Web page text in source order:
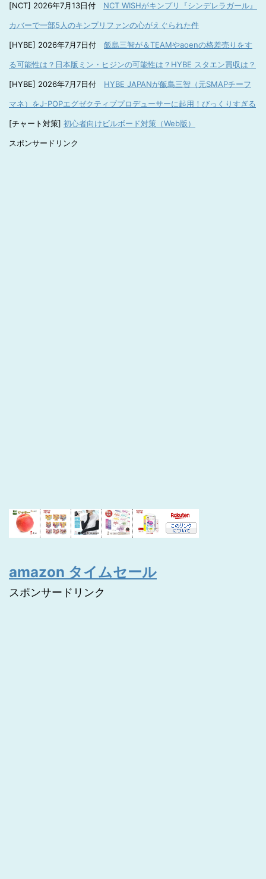
[NCT] 2026年7月13日付 NCT WISHがキンプリ『シンデレラガール』
カバーで一部5人のキンプリファンの心がえぐられた件
[HYBE] 2026年7月7日付 飯島三智が＆TEAMやaoenの格差売りをす
る可能性は？日本版ミン・ヒジンの可能性は？HYBE スタエン買収は？
[HYBE] 2026年7月7日付 HYBE JAPANが飯島三智（元SMAPチーフ
マネ）をJ-POPエグゼクティブプロデューサーに起用！びっくりすぎる
[チャート対策] 初心者向けビルボード対策（Web版）
スポンサードリンク
amazon タイムセール
スポンサードリンク